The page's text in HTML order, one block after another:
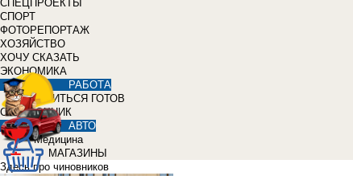
СПЕЦПРОЕКТЫ
СПОРТ
ФОТОРЕПОРТАЖ
ХОЗЯЙСТВО
ХОЧУ СКАЗАТЬ
ЭКОНОМИКА
РАБОТА
УЧИТЬСЯ ГОТОВ
СПРАВОЧНИК
АВТО
Медицина
МАГАЗИНЫ
Здесь про чиновников